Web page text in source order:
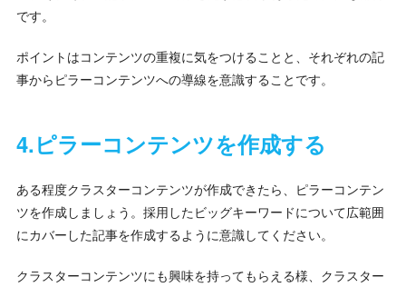
です。
ポイントはコンテンツの重複に気をつけることと、それぞれの記
事からピラーコンテンツへの導線を意識することです。
4.ピラーコンテンツを作成する
ある程度クラスターコンテンツが作成できたら、ピラーコンテン
ツを作成しましょう。採用したビッグキーワードについて広範囲
にカバーした記事を作成するように意識してください。
クラスターコンテンツにも興味を持ってもらえる様、クラスター